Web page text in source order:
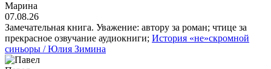
Марина
07.08.26
Замечательная книга. Уважение: автору за роман; чтице за
прекрасное озвучание аудиокниги; История «не»скромной
синьоры / Юлия Зимина